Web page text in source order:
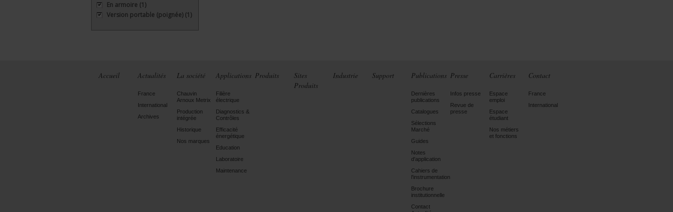
En armoire (1)
Version portable (poignée) (1)
Accueil Actualités
France
International
Archives
La société
Chauvin
Arnoux Metrix
Production
intégrée
Historique
Nos marques
Applications
Filière
électrique
Diagnostics &
Contrôles
Efficacité
énergétique
Education
Laboratoire
Maintenance
Produits
Sites
Produits
Industrie Support Publications
Dernières
publications
Catalogues
Sélections
Marché
Guides
Notes
d'application
Cahiers de
l'instrumentation
Brochure
institutionnelle
Contact
Presse
Infos presse
Revue de
presse
Carrières
Espace
emploi
Espace
étudiant
Nos métiers
et fonctions
Contact
France
International